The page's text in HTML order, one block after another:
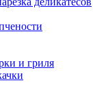
и гриля